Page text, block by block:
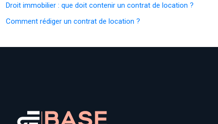
Droit immobilier : que doit contenir un contrat de location ?
Comment rédiger un contrat de location ?